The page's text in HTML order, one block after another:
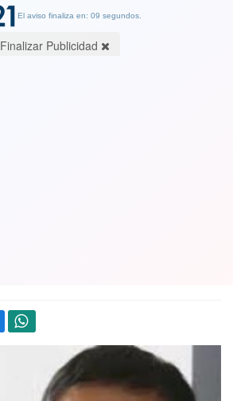
El aviso finaliza en: 08 segundos.
Finalizar Publicidad